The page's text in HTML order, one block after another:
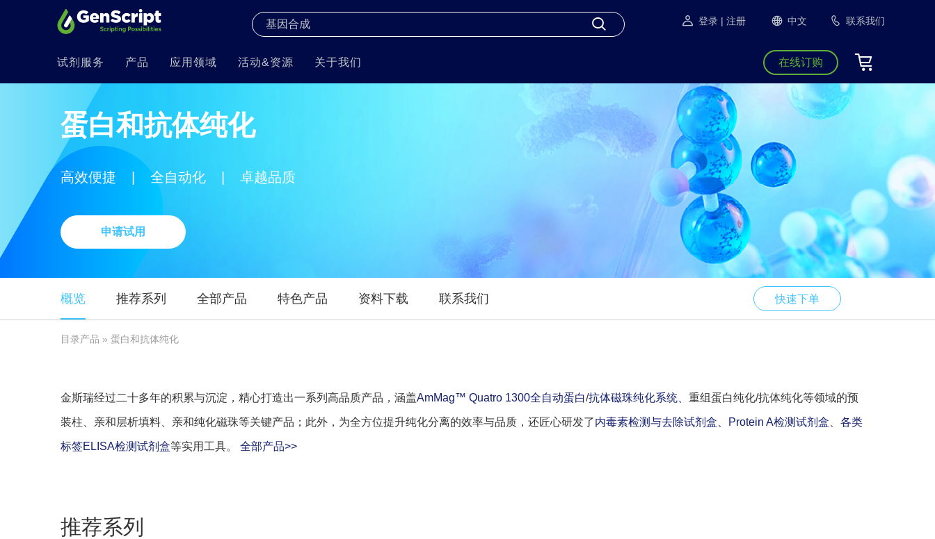
登录 | 注册 中文 联系我们
试剂服务 产品 应用领域 活动&资源 关于我们 在线订购
蛋白和抗体纯化
高效便捷 全自动化 卓越品质
申请试用
概览 推荐系列 全部产品 特色产品 资料下载 联系我们 快速下单
目录产品 » 蛋白和抗体纯化
金斯瑞经过二十多年的积累与沉淀，精心打造出一系列高品质产品，涵盖AmMag™ Quatro 1300全自动蛋白/抗体磁珠纯化系统、 重组蛋白纯化/抗体纯化等领域的预
装柱、亲和层析填料、亲和纯化磁珠等关键产品；此外，为全方位提升纯化分离的效率与品质，还匠心研发了内毒素检测与去除试剂盒、 Protein A检测试剂盒 各类
标签ELISA检测试剂盒等实用工具。 全部产品>>
推荐系列